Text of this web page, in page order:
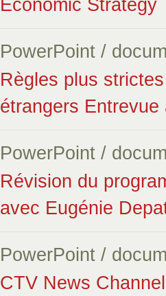
Economic Strategy
PowerPoint /
Règles plus
étrangers
PowerPoint /
Révision du
avec Eugénie
PowerPoint /
CTV News